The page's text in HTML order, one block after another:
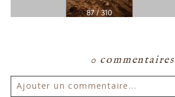
0 commentaires
Ajouter un commentaire...